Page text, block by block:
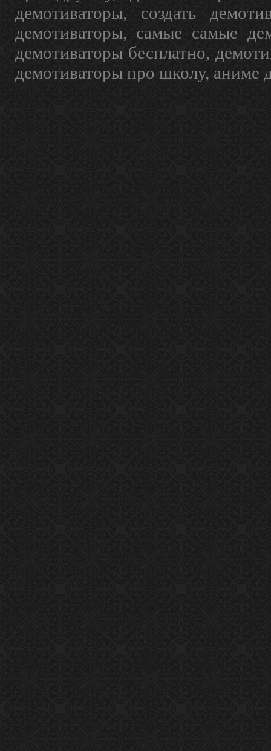
демотиваторы, создать
демотиваторы, самые самые
демотиваторы бесплатно,
демотиваторы про школу, аниме